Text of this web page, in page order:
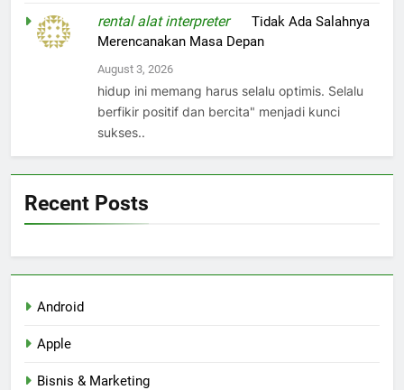
rental alat interpreteronTidak Ada Salahnya
Merencanakan Masa Depan
August 3, 2026
hidup ini memang harus selalu optimis. Selalu
berfikir positif dan bercita" menjadi kunci
sukses..
Recent Posts
Android
Apple
Bisnis & Marketing